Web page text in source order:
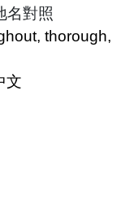
名對照
thorough,
文